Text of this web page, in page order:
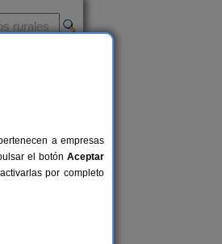
en
a empresas
el botón Aceptar
por completo